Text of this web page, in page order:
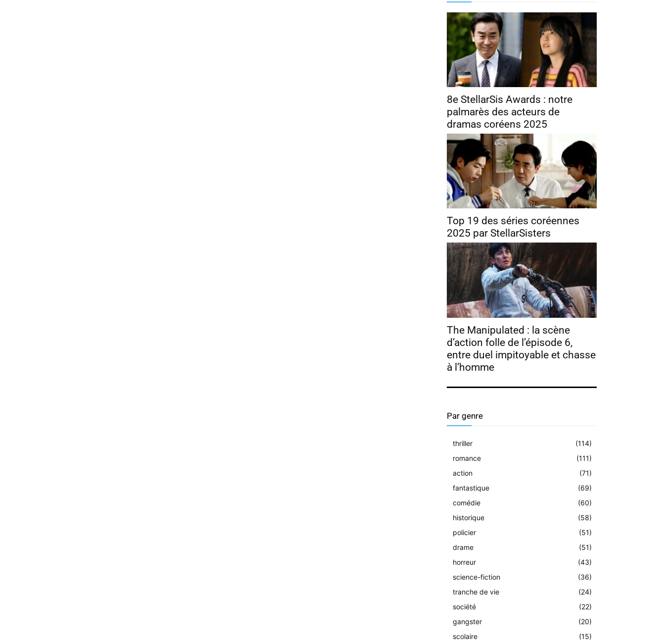
8e StellarSis Awards : notre
palmarès des acteurs de
dramas coréens 2025
Top 19 des séries coréennes
2025 par StellarSisters
The Manipulated : la scène
d’action folle de l’épisode 6,
entre duel impitoyable et chasse
à l’homme
Par genre
thriller
(114)
romance
(111)
action
(71)
fantastique
(69)
comédie
(60)
historique
(58)
policier
(51)
drame
(51)
horreur
(43)
science-fiction
(36)
tranche de vie
(24)
société
(22)
gangster
(20)
scolaire
(15)